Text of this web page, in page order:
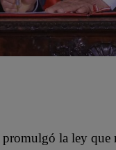
promulgó la ley que